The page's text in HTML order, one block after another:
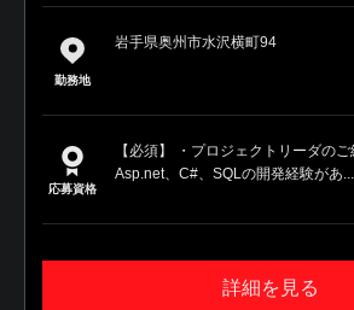
勤務地
岩手県奥州市水沢横町94
応募資格
【必須】 ・プロジェクトリーダの
Asp.net、C#、SQLの開発経験があ...
詳細を見る